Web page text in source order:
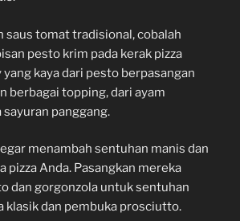
saus tomat tradisional, cobalah
pesto krim pada kerak pizza
yang kaya dari pesto berpasangan
berbagai topping, dari ayam
panggang.
menambah sentuhan manis dan
pizza Anda. Pasangkan mereka
dan gorgonzola untuk sentuhan
klasik dan pembuka prosciutto.